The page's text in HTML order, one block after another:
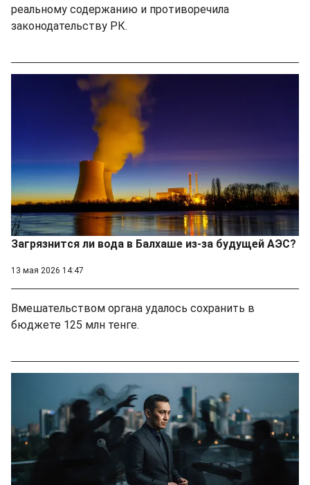
реальному содержанию и противоречила
законодательству РК.
Загрязнится ли вода в Балхаше из-за будущей АЭС?
13 мая 2026 14:47
Вмешательством органа удалось сохранить в
бюджете 125 млн тенге.